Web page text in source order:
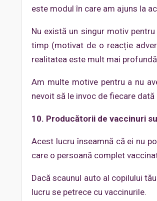
este modul în care am ajuns la
Nu există un singur motiv
timp (motivat de o reacție
realitatea este mult mai
Am multe motive pentru a nu
nevoit să le invoc de fiecare
10. Producătorii de vaccinuri
Acest lucru înseamnă că ei nu
care o persoană complet
Dacă scaunul auto al copilului
lucru se petrece cu vaccinurile.